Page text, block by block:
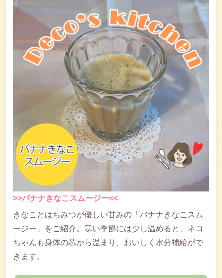
>>バナナきなこスムージー<<
きなことはちみつが優しい甘みの「バナナきなこスム
ージー」をご紹介。寒い季節には少し温めると、ネコ
ちゃんも身体の芯から温まり、おいしく水分補給がで
きます。